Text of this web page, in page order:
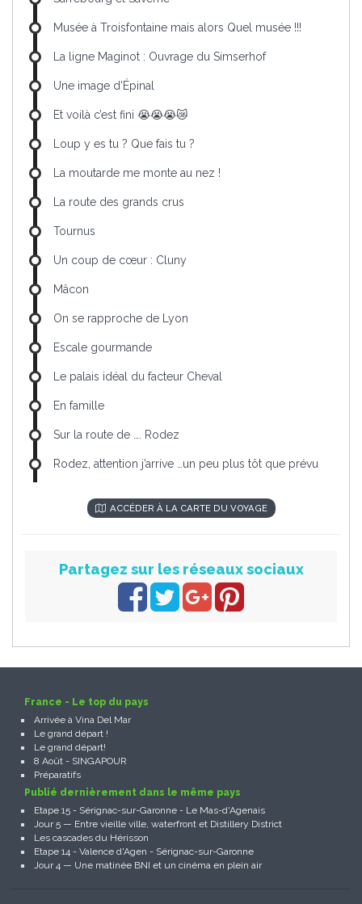
Musée à Troisfontaine mais alors Quel musée !!!
La ligne Maginot : Ouvrage du Simserhof
Une image d’Épinal
Et voilà c’est fini 😭😭😭😿
Loup y es tu ? Que fais tu ?
La moutarde me monte au nez !
La route des grands crus
Tournus
Un coup de cœur : Cluny
Mâcon
On se rapproche de Lyon
Escale gourmande
Le palais idéal du facteur Cheval
En famille
Sur la route de …. Rodez
Rodez, attention j’arrive …un peu plus tôt que prévu
ACCÉDER À LA CARTE DU VOYAGE
Partagez sur les réseaux sociaux
France - Le top du pays
Arrivée à Vina Del Mar
Le grand départ !
Le grand départ!
8 Août - SINGAPOUR
Préparatifs
Publié dernièrement dans le même pays
Etape 15 - Sérignac-sur-Garonne - Le Mas-d'Agenais
Jour 5 — Entre vieille ville, waterfront et Distillery District
Les cascades du Hérisson
Etape 14 - Valence d'Agen - Sérignac-sur-Garonne
Jour 4 — Une matinée BNI et un cinéma en plein air